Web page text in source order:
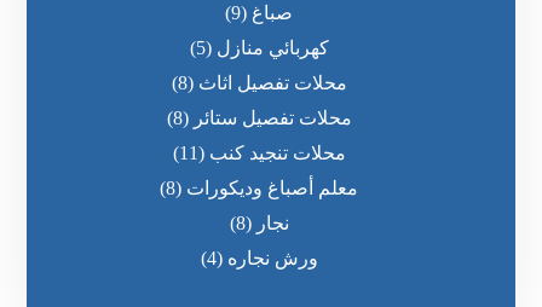
صباغ (9)
كهربائي منازل (5)
محلات تفصيل اثاث (8)
محلات تفصيل ستائر (8)
محلات تنجيد كنب (11)
معلم أصباغ وديكورات (8)
نجار (8)
ورش نجاره (4)